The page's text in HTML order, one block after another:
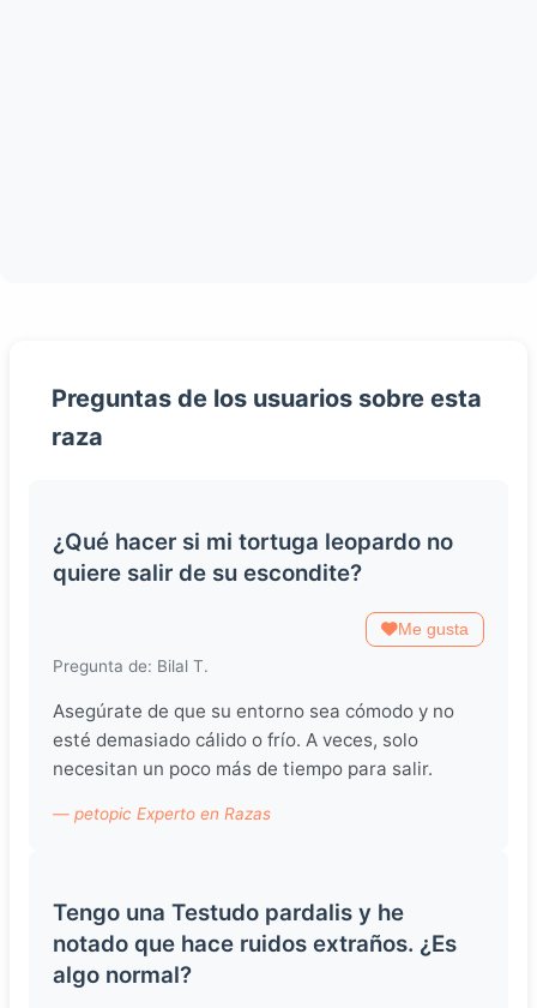
Preguntas de los usuarios sobre esta
raza
¿Qué hacer si mi tortuga leopardo no
quiere salir de su escondite?
Me gusta
Pregunta de: Bilal T.
Asegúrate de que su entorno sea cómodo y no
esté demasiado cálido o frío. A veces, solo
necesitan un poco más de tiempo para salir.
— petopic Experto en Razas
Tengo una Testudo pardalis y he
notado que hace ruidos extraños. ¿Es
algo normal?